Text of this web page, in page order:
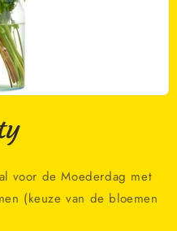
voor de Moederdag met
(keuze van de bloemen